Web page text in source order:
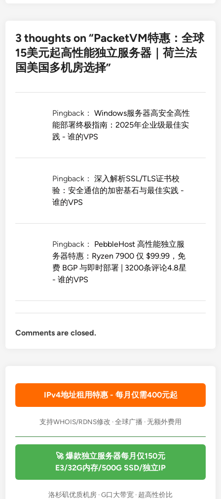
3 thoughts on “PacketVM特惠：全球
15美元起高性能独立服务器｜荷兰法
国美国多机房选择”
Pingback：Windows服务器高安全高性
能部署终极指南：2025年企业级最佳实
践 - 谁的VPS
Pingback：深入解析SSL/TLS证书校
验：安全通信的加密基石与最佳实践 -
谁的VPS
Pingback： PebbleHost 高性能独立服
务器特惠：Ryzen 7900 仅 $99.99，免
费 BGP 与即时部署 | 3200条评论4.8星
- 谁的VPS
Comments are closed.
IPv4地址租用特惠 - 每月仅需400元起
支持WHOIS/RDNS修改 · 全球广播 · 无额外费用
🚀 爆款独立服务器每月仅150元
E3/32G内存/500G SSD/独立IP
洛杉矶优质机房 · G口大带宽 · 超高性价比